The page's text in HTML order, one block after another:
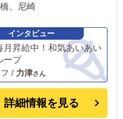
、尼崎
月昇給中！和気あいあい
ープ
/ 力津
詳細情報を見る